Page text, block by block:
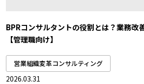
BPRコンサルタントの役割とは？業務改
【管理職向け】
営業組織変革コンサルティング
2026.03.31